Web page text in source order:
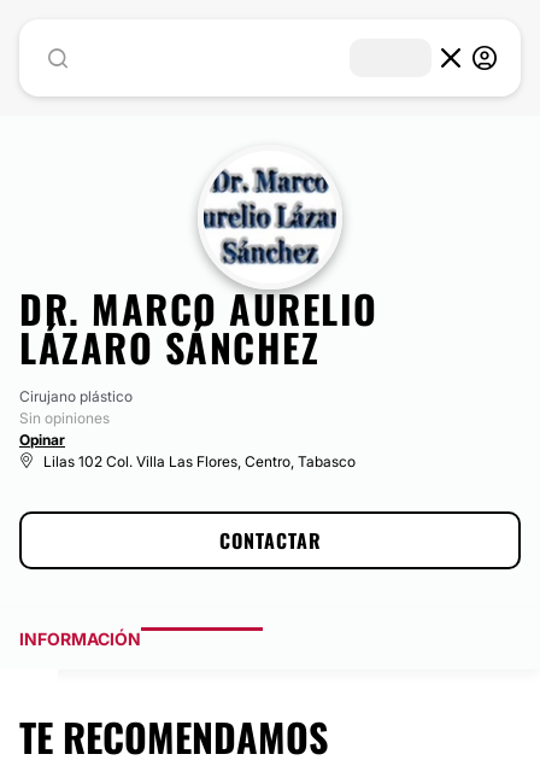
DR. MARCO AURELIO
LÁZARO SÁNCHEZ
Cirujano plástico
Sin opiniones
Opinar
Lilas 102 Col. Villa Las Flores, Centro, Tabasco
CONTACTAR
INFORMACIÓN
TE RECOMENDAMOS